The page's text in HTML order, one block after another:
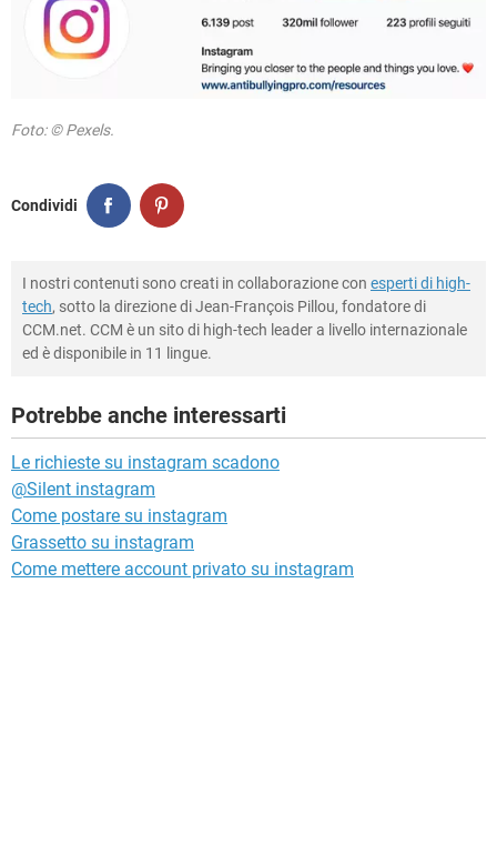
Foto: © Pexels.
Condividi
I nostri contenuti sono creati in collaborazione con esperti di high-
tech, sotto la direzione di Jean-François Pillou, fondatore di
CCM.net. CCM è un sito di high-tech leader a livello internazionale
ed è disponibile in 11 lingue.
Potrebbe anche interessarti
Le richieste su instagram scadono
@Silent instagram
Come postare su instagram
Grassetto su instagram
Come mettere account privato su instagram